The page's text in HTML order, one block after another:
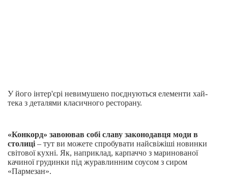
У його інтер'єрі невимушено поєднуються елементи хай-
тека з деталями класичного ресторану.
«Конкорд» завоював собі славу законодавця моди в
столиці – тут ви можете спробувати найсвіжіші новинки
світової кухні. Як, наприклад, карпаччо з маринованої
качиної грудинки під журавлинним соусом з сиром
«Пармезан».